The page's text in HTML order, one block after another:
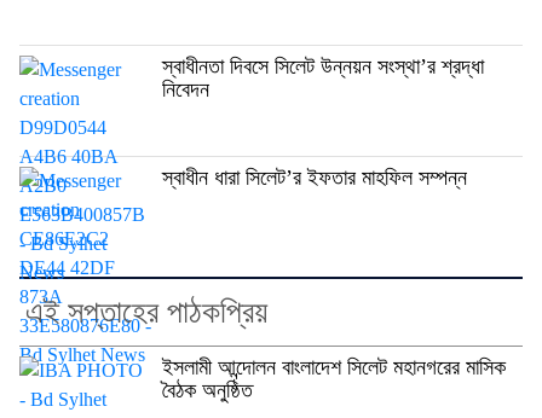
স্বাধীনতা দিবসে সিলেট উন্নয়ন সংস্থা’র শ্রদ্ধা
নিবেদন
স্বাধীন ধারা সিলেট’র ইফতার মাহফিল সম্পন্ন
এই সপ্তাহের পাঠকপ্রিয়
ইসলামী আন্দোলন বাংলাদেশ সিলেট মহানগরের মাসিক
বৈঠক অনুষ্ঠিত